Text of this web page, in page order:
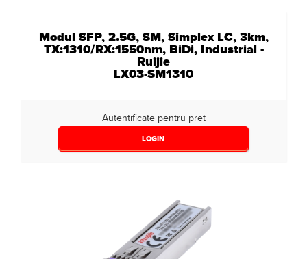
Modul SFP, 2.5G, SM, Simplex LC, 3km,
TX:1310/RX:1550nm, BiDi, Industrial -
Ruijie
LX03-SM1310
Autentificate pentru pret
LOGIN